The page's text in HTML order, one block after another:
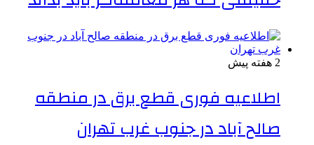
2 هفته پیش
اطلاعیه فوری قطع برق در منطقه
صالح آباد در جنوب غرب تهران